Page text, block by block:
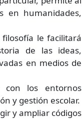
en humanidades,
le facilitará
de las ideas,
en medios de
los entornos
y gestión escolar.
y ampliar códigos